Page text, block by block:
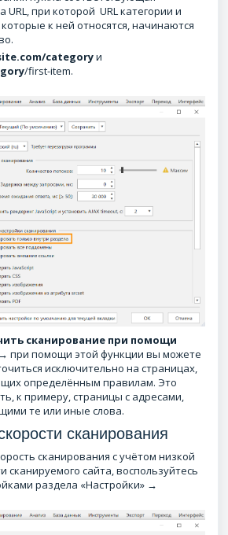
URL, при которой URL категории и
к ней относятся, начинаются
categoryи
/first-item.
сканирование при помощи
→ при помощи этой функции вы можете
исключительно на страницах,
определённым правилам. Это
к примеру, страницы с адресами,
те или иные слова.
сканирования
сканирования с учётом низкой
сканируемого сайта, воспользуйтесь
раздела «Настройки» →